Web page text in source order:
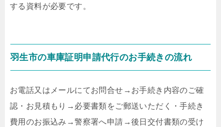
する資料が必要です。
羽生市の車庫証明申請代行のお手続きの流れ
お電話又はメールにてお問合せ → お手続き内容のご確
認・お見積もり → 必要書類をご郵送いただく・手続き
費用のお振込み →警察署へ申請 →後日交付書類の受け